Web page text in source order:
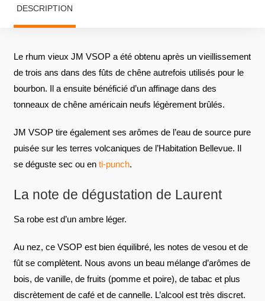
DESCRIPTION
Le rhum vieux JM VSOP a été obtenu après un vieillissement
de trois ans dans des fûts de chêne autrefois utilisés pour le
bourbon. Il a ensuite bénéficié d’un affinage dans des
tonneaux de chêne américain neufs légèrement brûlés.
JM VSOP tire également ses arômes de l’eau de source pure
puisée sur les terres volcaniques de l’Habitation Bellevue. Il
se déguste sec ou en ti-punch.
La note de dégustation de Laurent
Sa robe est d’un ambre léger.
Au nez, ce VSOP est bien équilibré, les notes de vesou et de
fût se complètent. Nous avons un beau mélange d’arômes de
bois, de vanille, de fruits (pomme et poire), de tabac et plus
discrètement de café et de cannelle. L’alcool est très discret.